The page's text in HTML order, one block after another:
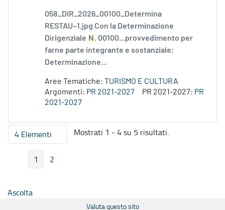
058_DIR_2026_00100_Determina
RESTAU~1.jpg Con la Determinazione
Dirigenziale N . 00100...provvedimento per
farne parte integrante e sostanziale;
Determinazione...
Aree Tematiche: TURISMO E CULTURA
Argomenti: PR 2021-2027 PR 2021-2027: PR
2021-2027
4 ElementiPer pagina
Mostrati 1 - 4 su 5 risultati.
Pagina Precedente
Pagina
1 Pagina
2
Ascolta
Valuta questo sito